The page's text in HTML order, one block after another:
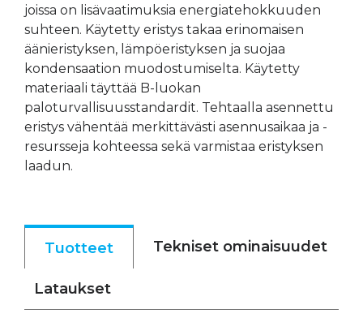
joissa on lisävaatimuksia energiatehokkuuden
suhteen. Käytetty eristys takaa erinomaisen
äänieristyksen, lämpöeristyksen ja suojaa
kondensaation muodostumiselta. Käytetty
materiaali täyttää B-luokan
paloturvallisuusstandardit. Tehtaalla asennettu
eristys vähentää merkittävästi asennusaikaa ja -
resursseja kohteessa sekä varmistaa eristyksen
laadun.
Tuotteet Tekniset ominaisuudet
Lataukset